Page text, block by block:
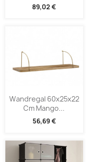
89,02 €
Wandregal 60x25x22
Cm Mango...
56,69 €